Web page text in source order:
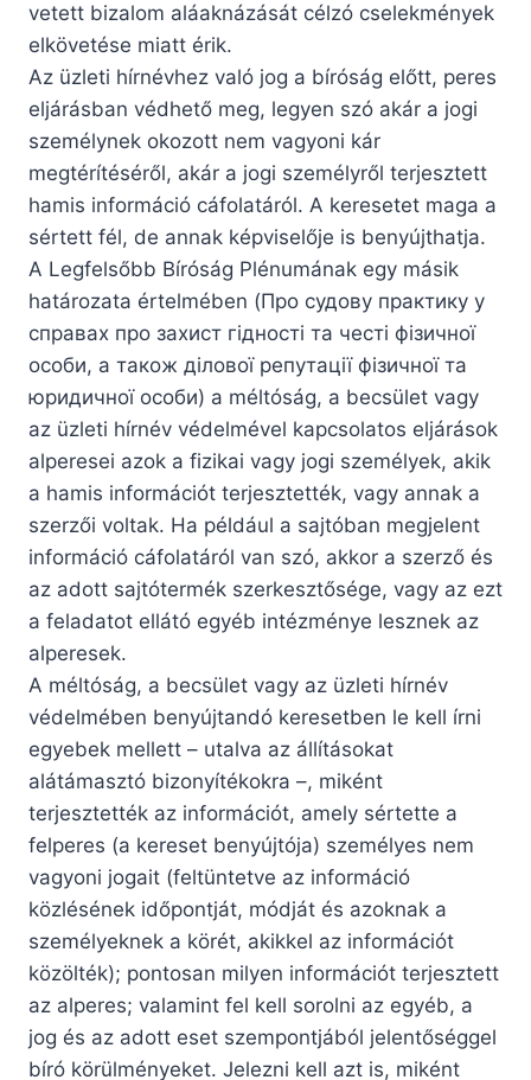
vetett bizalom aláaknázását célzó cselekmények
elkövetése miatt érik.
Az üzleti hírnévhez való jog a bíróság előtt, peres
eljárásban védhető meg, legyen szó akár a jogi
személynek okozott nem vagyoni kár
megtérítéséről, akár a jogi személyről terjesztett
hamis információ cáfolatáról. A keresetet maga a
sértett fél, de annak képviselője is benyújthatja.
A Legfelsőbb Bíróság Plénumának egy másik
határozata értelmében (Про судову практику у
справах про захист гідності та честі фізичної
особи, а також ділової репутації фізичної та
юридичної особи) a méltóság, a becsület vagy
az üzleti hírnév védelmével kapcsolatos eljárások
alperesei azok a fizikai vagy jogi személyek, akik
a hamis információt terjesztették, vagy annak a
szerzői voltak. Ha például a sajtóban megjelent
információ cáfolatáról van szó, akkor a szerző és
az adott sajtótermék szerkesztősége, vagy az ezt
a feladatot ellátó egyéb intézménye lesznek az
alperesek.
A méltóság, a becsület vagy az üzleti hírnév
védelmében benyújtandó keresetben le kell írni
egyebek mellett – utalva az állításokat
alátámasztó bizonyítékokra –, miként
terjesztették az információt, amely sértette a
felperes (a kereset benyújtója) személyes nem
vagyoni jogait (feltüntetve az információ
közlésének időpontját, módját és azoknak a
személyeknek a körét, akikkel az információt
közölték); pontosan milyen információt terjesztett
az alperes; valamint fel kell sorolni az egyéb, a
jog és az adott eset szempontjából jelentőséggel
bíró körülményeket. Jelezni kell azt is, miként